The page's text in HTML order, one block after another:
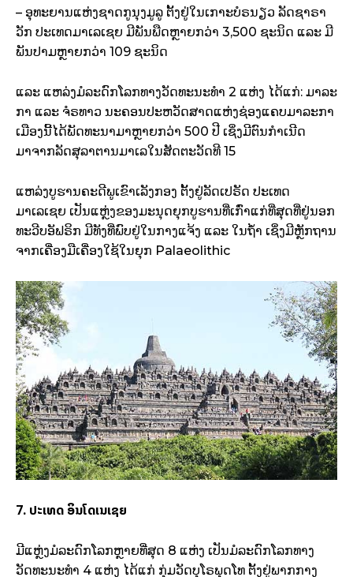
– ອຸທະຍານແຫ່ງຊາດກູນຸງມູລູ ຕັ້ງຢູ່ໃນເກາະບໍຣນຽວ ລັດຊາຣາ
ວັກ ປະເທດມາເລເຊຍ ມີພັນພືດຫຼາຍກວ່າ 3,500 ຊະນິດ ແລະ ມີ
ພັນປາມຫຼາຍກວ່າ 109 ຊະນິດ
ແລະ ແຫລ່ງມໍລະດົກໂລກທາງວັດທະນະທຳ 2 ແຫ່ງ ໄດ້ແກ່: ມາລະ
ກາ ແລະ ຈໍຣທາວ ນະຄອນປະຫວັດສາດແຫ່ງຊ່ອງແຄບມາລະກາ
ເມືອງນີ້ໄດ້ພັດທະນາມາຫຼາຍກວ່າ 500 ປີ ເຊິ່ງມີຕົນກຳເນີດ
ມາຈາກລັດສຸລາຕານມາເລໃນສັດຕະວັດທີ 15
ແຫລ່ງບູຮານຄະດີພູເຂົາເລັງກອງ ຕັ້ງຢູ່ລັດເປຣັດ ປະເທດ
ມາເລເຊຍ ເປັນແຫຼ່ງຂອງມະນຸດຍຸກບູຮານທີ່ເກົ່າແກ່ທີ່ສຸດທີ່ຢູ່ນອກ
ທະວີບອັຟຣິກ ມີທັງທີ່ພົບຢູ່ໃນກາງແຈ້ງ ແລະ ໃນຖ້ຳ ເຊິ່ງມີຫຼັກຖານ
ຈາກເຄື່ອງມືເຄື່ອງໃຊ້ໃນຍຸກ Palaeolithic
7. ປະເທດ ອິນໂດເນເຊຍ
ມີແຫຼ່ງມໍລະດົກໂລກຫຼາຍທີ່ສຸດ 8 ແຫ່ງ ເປັນມໍລະດົກໂລກທາງ
ວັດທະນະທຳ 4 ແຫ່ງ ໄດ້ແກ່ ກຸ່ມວັດບຸໂຣພຸດໂທ ຕັ້ງຢູ່ພາກກາງ